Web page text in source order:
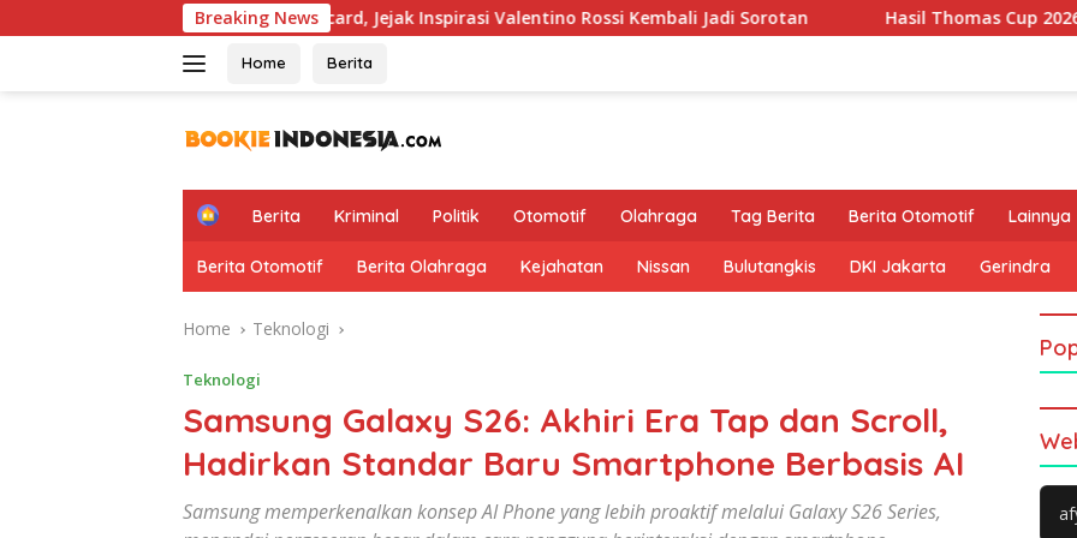
to
Breaking News
Hapus Aturan Wildcard, Jejak Inspirasi Valentino Rossi Kembali Jadi Sorotan Hasil Thomas Cup 2026: Leong Jun
Home Berita
H
m
e
Berita Kriminal Politik Otomotif Olahraga Tag Berita Berita Otomotif Lainnya
Berita Otomotif Berita Olahraga Kejahatan Nissan Bulutangkis DKI Jakarta Gerindra
Home Teknologi
Teknologi
Samsung Galaxy S26: Akhiri Era Tap dan Scroll,
Hadirkan Standar Baru Smartphone Berbasis AI
Samsung memperkenalkan konsep AI Phone yang lebih proaktif melalui Galaxy S26 Series,